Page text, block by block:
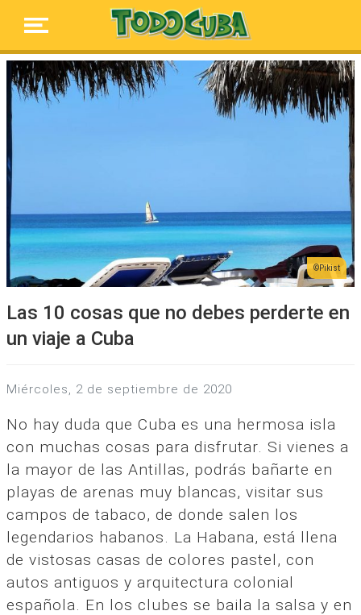
Pikist
Las 10 cosas que no debes perderte en
un viaje a Cuba
miércoles, 2 de septiembre de 2020
No hay duda que Cuba es una hermosa isla
con muchas cosas para disfrutar. Si vienes a
la mayor de las Antillas, podrás bañarte en
playas de arenas muy blancas, visitar sus
campos de tabaco, de donde salen los
legendarios habanos. La Habana, está llena
de vistosas casas de colores pastel, con
autos antiguos y arquitectura colonial
española. En los clubes se baila la salsa y en